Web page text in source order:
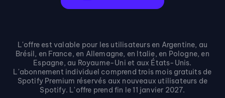
L'offre est valable pour les utilisateurs en Argentine, au
Brésil, en France, en Allemagne, en Italie, en Pologne, en
Espagne, au Royaume-Uni et aux États-Unis.
L'abonnement individuel comprend trois mois gratuits de
Spotify Premium réservés aux nouveaux utilisateurs de
Spotify. L'offre prend fin le 11 janvier 2027.